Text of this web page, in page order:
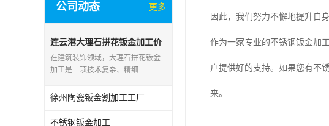
公司动态 更多
连云港大理石拼花钣金加工价
格
在建筑装饰领域，大理石拼花钣金
加工是一项技术复杂、精细..
徐州陶瓷钣金割加工工厂
不锈钢钣金加工
因此，我们努力不懈地提升自
作为一家专业的不锈钢钣金加
户提供好的支持。如果您有不
来。